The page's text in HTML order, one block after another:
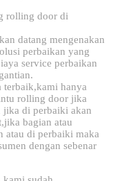
rolling door di
datang mengenakan
perbaikan yang
service perbaikan
terbaik,kami hanya
rolling door jika
jika di perbaiki akan
bagian atau
atau di perbaiki maka
dengan sebenar